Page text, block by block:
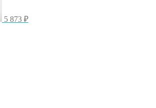
5 873 ₽